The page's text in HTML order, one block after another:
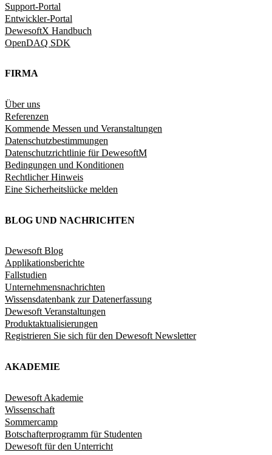
Support-Portal
Entwickler-Portal
DewesoftX Handbuch
OpenDAQ SDK
FIRMA
Über uns
Referenzen
Kommende Messen und Veranstaltungen
Datenschutzbestimmungen
Datenschutzrichtlinie für DewesoftM
Bedingungen und Konditionen
Rechtlicher Hinweis
Eine Sicherheitslücke melden
BLOG UND NACHRICHTEN
Dewesoft Blog
Applikationsberichte
Fallstudien
Unternehmensnachrichten
Wissensdatenbank zur Datenerfassung
Dewesoft Veranstaltungen
Produktaktualisierungen
Registrieren Sie sich für den Dewesoft Newsletter
AKADEMIE
Dewesoft Akademie
Wissenschaft
Sommercamp
Botschafterprogramm für Studenten
Dewesoft für den Unterricht